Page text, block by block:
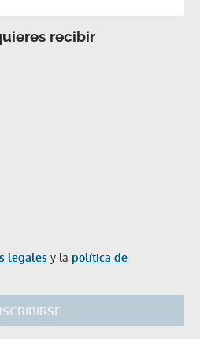
recibir
legales y la política de